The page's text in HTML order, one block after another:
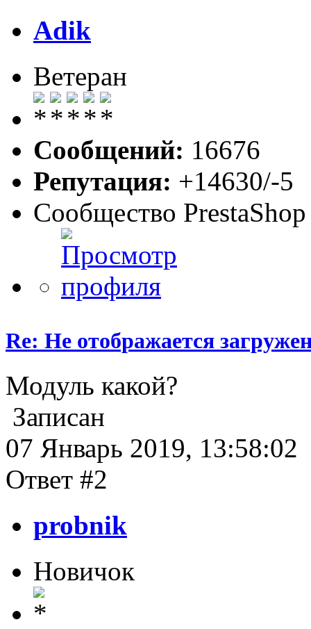
Adik
Ветеран
Сообщений: 16676
Репутация: +14630/-5
Сообщество PrestaShop
Re: Не отображается
Модуль какой?
Записан
07 Январь 2019, 13:58:02
Ответ #2
probnik
Новичок